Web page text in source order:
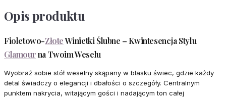
Opis produktu
Fioletowo-ZłoteWinietki Ślubne – Kwintesencja Stylu
Glamourna Twoim Weselu
Wyobraź sobie stół weselny skąpany w blasku świec, gdzie każdy
detal świadczy o elegancji i dbałości o szczegóły. Centralnym
punktem nakrycia, witającym gości i nadającym ton całej